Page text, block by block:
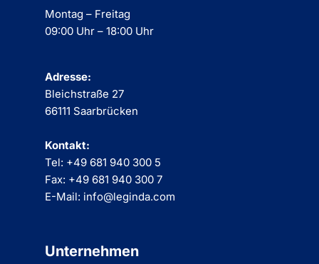
Montag – Freitag
09:00 Uhr – 18:00 Uhr
Adresse:
Bleichstraße 27
66111 Saarbrücken
Kontakt:
Tel: +49 681 940 300 5
Fax: +49 681 940 300 7
E-Mail: info@leginda.com
Unternehmen